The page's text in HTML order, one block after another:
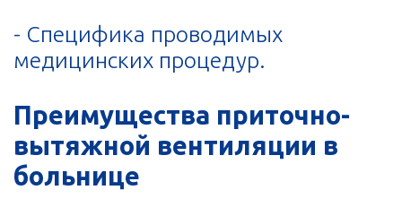
- Специфика проводимых
медицинских процедур.
Преимущества приточно-
вытяжной вентиляции в
больнице